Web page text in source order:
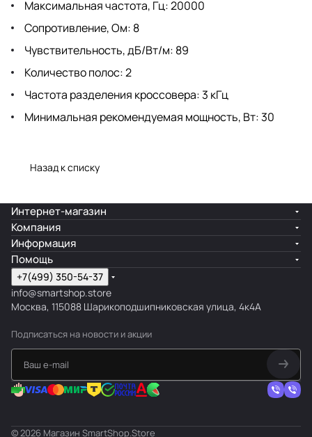
Максимальная частота, Гц: 20000
Сопротивление, Ом: 8
Чувствительность, дБ/Вт/м: 89
Количество полос: 2
Частота разделения кроссовера: 3 кГц
Минимальная рекомендуемая мощность, Вт: 30
Назад к списку
Интернет-магазин
Компания
Информация
Помощь
+7(499) 350-54-37
info@smartshop.store
Москва, 115088 Шарикоподшипниковская улица, 4к4А
Подписаться на новости и акции
© 2026 Магазин SmartShop.Store